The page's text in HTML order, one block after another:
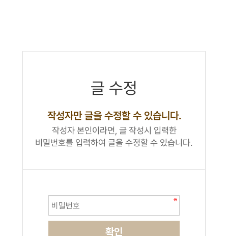
글 수정
작성자만 글을 수정할 수 있습니다.
작성자 본인이라면, 글 작성시 입력한
비밀번호를 입력하여 글을 수정할 수 있습니다.